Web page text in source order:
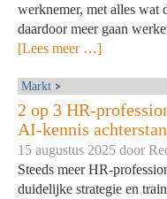
werknemer, met alles wat
daardoor meer gaan
[Lees meer …]
Markt
2 op 3 HR-
AI-kennis
15 augustus 2025 door
Steeds meer HR-
duidelijke strategie en